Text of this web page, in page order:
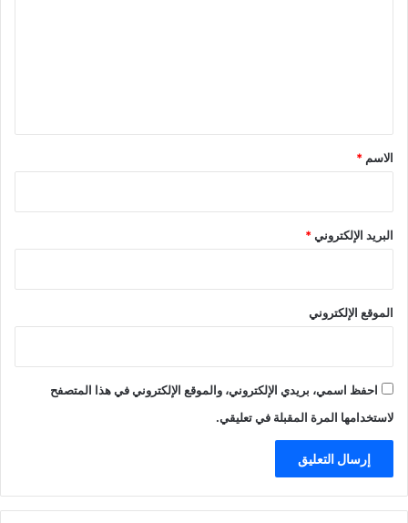
*
الاسم *
البريد الإلكتروني*
الموقع الإلكتروني
احفظ اسمي، بريدي الإلكتروني، والموقع الإلكتروني في هذا المتصفح
لاستخدامها المرة المقبلة في تعليقي.